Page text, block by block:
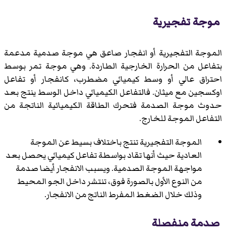
موجة تفجيرية
الموجة التفجيرية أو انفجار صاعق هي موجة صدمية مدعمة
بتفاعل من الحرارة الخارجية الطاردة. وهي موجة تمر بوسط
احتراق عالي أو وسط كيميائي مضطرب، كانفجار أو تفاعل
اوكسجين مع ميثان. فالتفاعل الكيميائي داخل الوسط ينتج بعد
حدوث موجة الصدمة فتحرك الطاقة الكيميائية الناتجة من
التفاعل الموجة للخارج.
الموجة التفجيرية تنتج باختلاف بسيط عن الموجة
العادية حيث أنها تقاد بواسطة تفاعل كيميائي يحصل بعد
مواجهة الموجة الصدمية. ويسبب الانفجار أيضا صدمة
من النوع الأول بالصورة فوق، تنتشر داخل الجو المحيط
وذلك خلال الضغط المفرط الناتج من الانفجار.
صدمة منفصلة